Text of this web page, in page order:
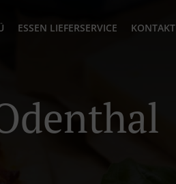
ESSEN LIEFERSERVICE KONTAKT